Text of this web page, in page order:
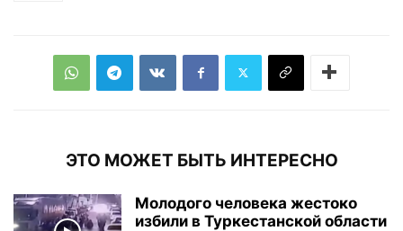
ЭТО МОЖЕТ БЫТЬ ИНТЕРЕСНО
Молодого человека жестоко
избили в Туркестанской области